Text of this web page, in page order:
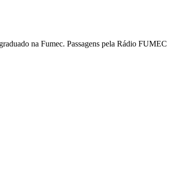
na Fumec. Passagens pela Rádio